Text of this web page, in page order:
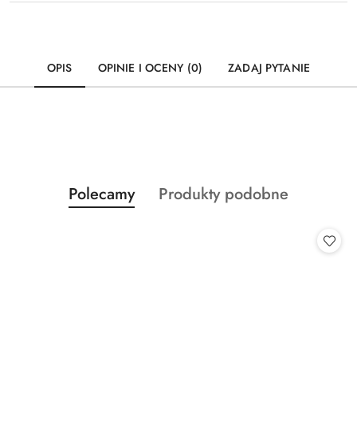
OPIS OPINIE I OCENY (0) ZADAJ PYTANIE
Pomiń karuzelę produktów
Produkty
o
Polecamy
Produkty
Produkty podobne